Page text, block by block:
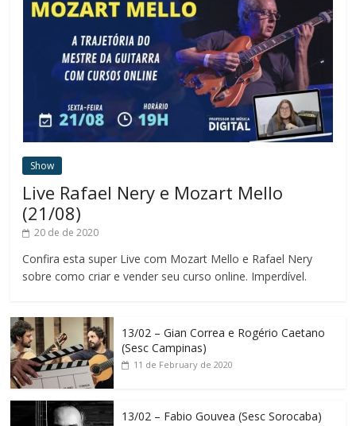
Show
Live Rafael Nery e Mozart Mello
(21/08)
20 de de 2020
Confira esta super Live com Mozart Mello e Rafael Nery
sobre como criar e vender seu curso online. Imperdível.
13/02 – Gian Correa e Rogério Caetano
(Sesc Campinas)
11 de February de 2020
13/02 – Fabio Gouvea (Sesc Sorocaba)